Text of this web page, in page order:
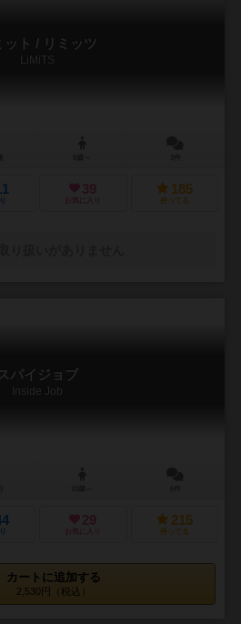
ット / リミッツ
LiMiTS
39
お気に入り
185
持ってる
スパイジョブ
Inside Job
29
お気に入り
215
持ってる
カートに追加する
2,530円（税込）